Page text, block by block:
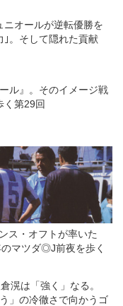
ニオールが逆転優勝を
｣。そして隠れた貢献
ル』。そのイメージ戦
第29回
ス・オフトが率いた
マツダ◎J前夜を歩く
滉は「強く」なる。
」の冷徹さで向かうゴ